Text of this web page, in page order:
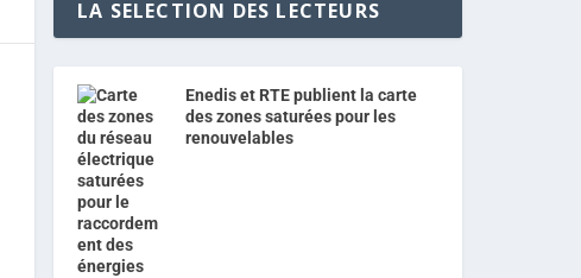
LA SELECTION DES LECTEURS
Enedis et RTE publient la carte
des zones saturées pour les
renouvelables